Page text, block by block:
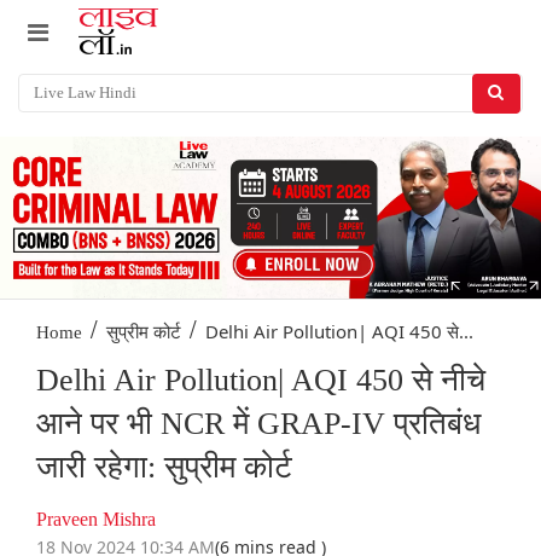
Home / सुप्रीम कोर्ट / Delhi Air Pollution| AQI 450 से...
Delhi Air Pollution| AQI 450 से नीचे
आने पर भी NCR में GRAP-IV प्रतिबंध
जारी रहेगा: सुप्रीम कोर्ट
Praveen Mishra
18 Nov 2024 10:34 AM(6 mins read )